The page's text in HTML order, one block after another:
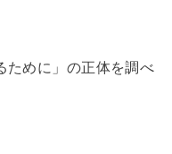
ために」の正体を調べ